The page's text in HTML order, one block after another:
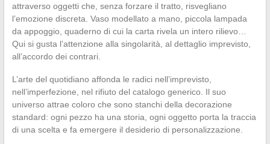
attraverso oggetti che, senza forzare il tratto, risvegliano
l’emozione discreta. Vaso modellato a mano, piccola lampada
da appoggio, quaderno di cui la carta rivela un intero rilievo…
Qui si gusta l’attenzione alla singolarità, al dettaglio imprevisto,
all’accordo dei contrari.
L’arte del quotidiano affonda le radici nell’imprevisto,
nell’imperfezione, nel rifiuto del catalogo generico. Il suo
universo attrae coloro che sono stanchi della decorazione
standard: ogni pezzo ha una storia, ogni oggetto porta la traccia
di una scelta e fa emergere il desiderio di personalizzazione.